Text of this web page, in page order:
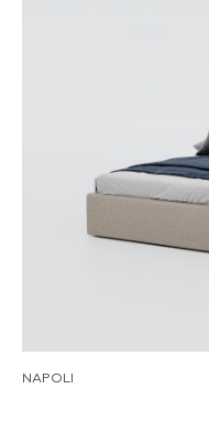
NAPOLI